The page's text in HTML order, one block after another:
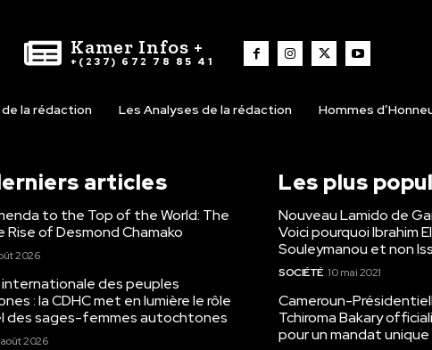
Kamer Infos +
+(237) 672 78 85 41
la rédaction Les Analyses de la rédaction Hommes
articles
to the Top of the World: The
Rise of Desmond Chamako
2026
des peuples
: la CDHC met en lumière le rôle
des sages-femmes autochtones
2026
Les plus
Nouveau Lamido de
Voici pourquoi Ibrahim
Souleymanou et non
SOCIÉTÉ 10 mai 2021
Cameroun-
Tchiroma Bakary
pour un mandat